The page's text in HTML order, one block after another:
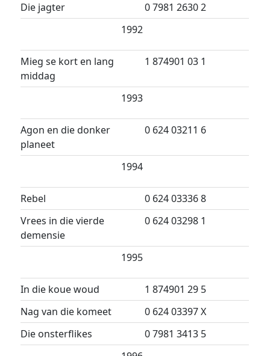
Die jagter
0 7981 2630 2
1992
Mieg se kort en lang
middag
1 874901 03 1
1993
Agon en die donker
planeet
0 624 03211 6
1994
Rebel
0 624 03336 8
Vrees in die vierde
demensie
0 624 03298 1
1995
In die koue woud
1 874901 29 5
Nag van die komeet
0 624 03397 X
Die onsterflikes
0 7981 3413 5